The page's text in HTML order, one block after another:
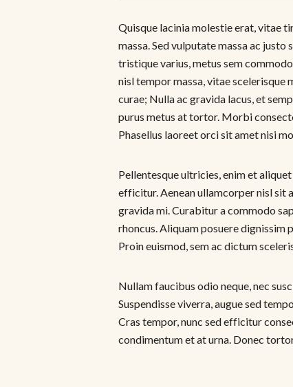
Quisque lacinia molestie erat, vitae
massa. Sed vulputate massa ac
tristique varius, metus sem
nisl tempor massa, vitae scelerisque
curae; Nulla ac gravida lacus, et
purus metus at tortor. Morbi
Phasellus laoreet orci sit amet nisi
Pellentesque ultricies, enim et
efficitur. Aenean ullamcorper nisl sit
gravida mi. Curabitur a commodo
rhoncus. Aliquam posuere
Proin euismod, sem ac dictum
Nullam faucibus odio neque, nec
Suspendisse viverra, augue sed
Cras tempor, nunc sed efficitur
condimentum et at urna. Donec